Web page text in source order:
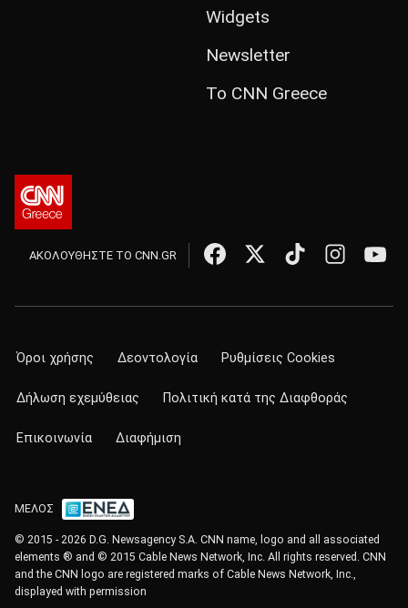
Widgets
Newsletter
Το CNN Greece
ΑΚΟΛΟΥΘΗΣΤΕ ΤΟ CNN.GR
Όροι χρήσης Δεοντολογία Ρυθμίσεις Cookies
Δήλωση εχεμύθειας Πολιτική κατά της Διαφθοράς
Επικοινωνία Διαφήμιση
ΜΕΛΟΣ
© 2015 - 2026 D.G. Newsagency S.A. CNN name, logo and all associated
elements ® and © 2015 Cable News Network, Inc. All rights reserved. CNN
and the CNN logo are registered marks of Cable News Network, Inc.,
displayed with permission